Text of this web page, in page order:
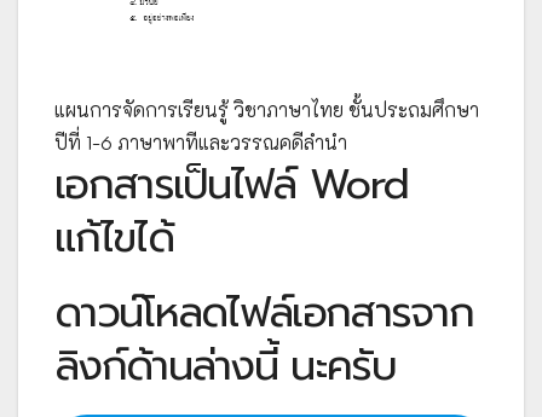
แผนการจัดการเรียนรู้ วิชาภาษาไทย ชั้นประถมศึกษา
ปีที่ 1-6 ภาษาพาทีและวรรณคดีลำนำ
เอกสารเป็นไฟล์ Word
แก้ไขได้
ดาวน์โหลดไฟล์เอกสารจาก
ลิงก์ด้านล่างนี้ นะครับ